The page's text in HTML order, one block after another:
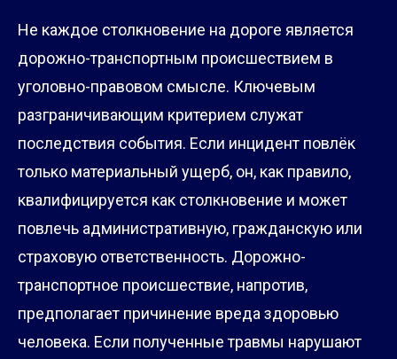
Не каждое столкновение на дороге является
дорожно-транспортным происшествием в
уголовно-правовом смысле. Ключевым
разграничивающим критерием служат
последствия события. Если инцидент повлёк
только материальный ущерб, он, как правило,
квалифицируется как столкновение и может
повлечь административную, гражданскую или
страховую ответственность. Дорожно-
транспортное происшествие, напротив,
предполагает причинение вреда здоровью
человека. Если полученные травмы нарушают